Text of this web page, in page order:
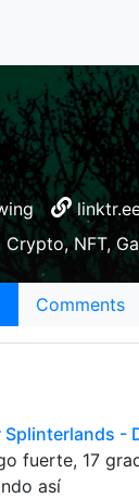
NFT,
Comments
Splinterlands -
fuerte, 17
así